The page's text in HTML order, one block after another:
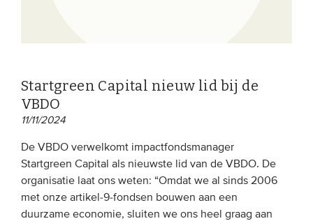
Startgreen Capital nieuw lid bij de
VBDO
11/11/2024
De VBDO verwelkomt impactfondsmanager
Startgreen Capital als nieuwste lid van de VBDO. De
organisatie laat ons weten: “Omdat we al sinds 2006
met onze artikel-9-fondsen bouwen aan een
duurzame economie, sluiten we ons heel graag aan